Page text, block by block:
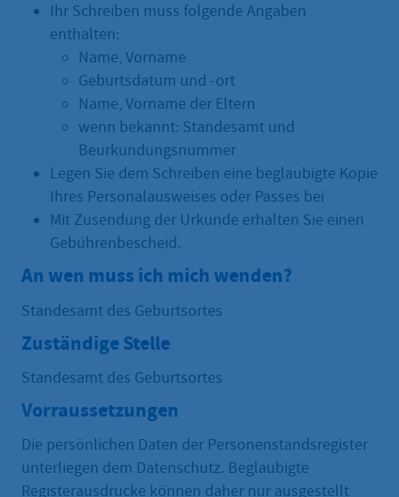
Ihr Schreiben muss folgende Angaben
enthalten:
Name, Vorname
Geburtsdatum und -ort
Name, Vorname der Eltern
wenn bekannt: Standesamt und
Beurkundungsnummer
Legen Sie dem Schreiben eine beglaubigte Kopie
Ihres Personalausweises oder Passes bei
Mit Zusendung der Urkunde erhalten Sie einen
Gebührenbescheid.
An wen muss ich mich wenden?
Standesamt des Geburtsortes
Zuständige Stelle
Standesamt des Geburtsortes
Vorraussetzungen
Die persönlichen Daten der Personenstandsregister
unterliegen dem Datenschutz. Beglaubigte
Registerausdrucke können daher nur ausgestellt